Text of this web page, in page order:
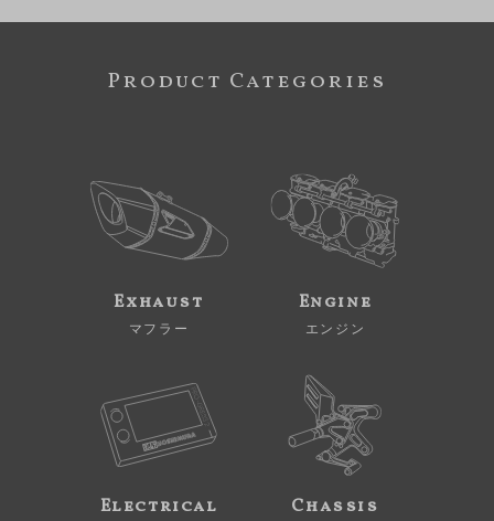
Product Categories
Exhaust
マフラー
Engine
エンジン
Electrical Chassis